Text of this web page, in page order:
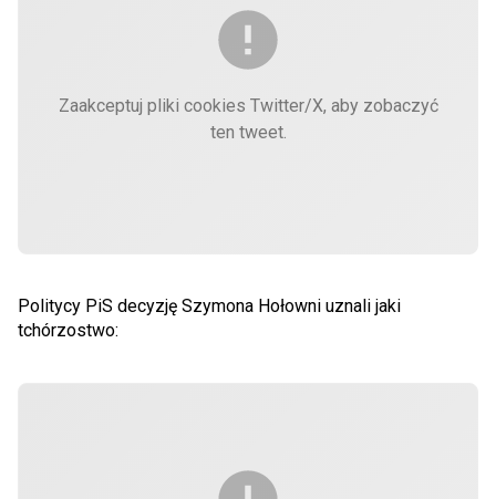
Zaakceptuj pliki cookies Twitter/X, aby zobaczyć
ten tweet.
Politycy PiS decyzję Szymona Hołowni uznali jaki
tchórzostwo: